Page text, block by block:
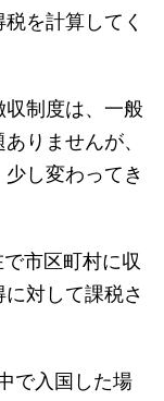
を計算してく
制度は、一般
りませんが、
し変わってき
市区町村に収
対して課税さ
で入国した場